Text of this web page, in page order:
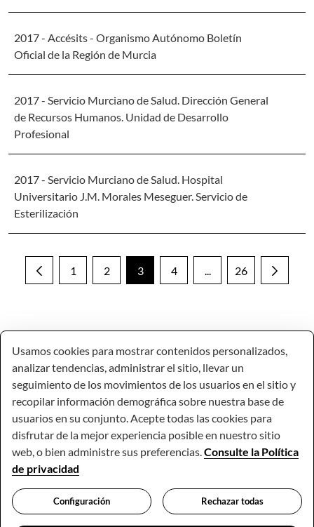
2017 - Accésits - Organismo Autónomo Boletín
Oficial de la Región de Murcia
2017 - Servicio Murciano de Salud. Dirección General
de Recursos Humanos. Unidad de Desarrollo
Profesional
2017 - Servicio Murciano de Salud. Hospital
Universitario J.M. Morales Meseguer. Servicio de
Esterilización
Página
1
Página
2
Página
3
Página
4
Páginas intermedias
Página
26
© Todos los derechos reservados.
Comunidad Autónoma de la Región de Murcia.
Usamos cookies para mostrar contenidos personalizados,
analizar tendencias, administrar el sitio, llevar un
seguimiento de los movimientos de los usuarios en el sitio y
recopilar información demográfica sobre nuestra base de
usuarios en su conjunto. Acepte todas las cookies para
disfrutar de la mejor experiencia posible en nuestro sitio
web, o bien administre sus preferencias.Consulte la Política
de privacidad
Configuración Rechazar todas